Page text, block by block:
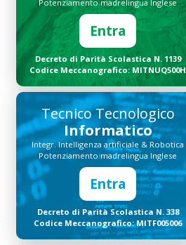
Potenziamento madrelingua Inglese
Entra
Decreto di Parità Scolastica N. 1139
Codice Meccanografico: MITNUQ500H
Tecnico Tecnologico
Informatico
Integr. Intelligenza artificiale & Robotica
Potenziamento madrelingua Inglese
Entra
Decreto di Parità Scolastica N. 338
Codice Meccanografico: MITF005006